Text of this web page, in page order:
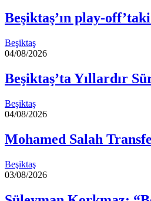
Beşiktaş’ın play-
Beşiktaş
04/08/2026
Beşiktaş’ta Yıllardır
Beşiktaş
04/08/2026
Mohamed Salah
Beşiktaş
03/08/2026